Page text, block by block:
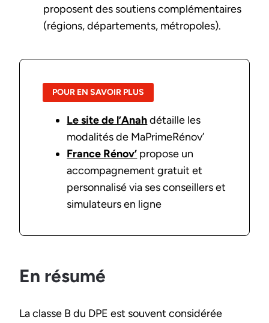
proposent des soutiens complémentaires
(régions, départements, métropoles).
POUR EN SAVOIR PLUS
Le site de l’Anahdétaille les
modalités de MaPrimeRénov’
France Rénov’ propose un
accompagnement gratuit et
personnalisé via ses conseillers et
simulateurs en ligne
En résumé
La classe B du DPE est souvent considérée